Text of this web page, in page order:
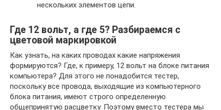
нескольких элементов цепи.
Где 12 вольт, а где 5? Разбираемся с
цветовой маркировкой
Как узнать, на каких проводах какие напряжения
формируются? Где, к примеру, 12 вольт на блоке питания
компьютера? Для этого не понадобится тестер,
поскольку все провода, выходящие из компьютерного
блока питания, имеют строго определенную
общепринятую расцветку. Поэтому вместо тестера мы